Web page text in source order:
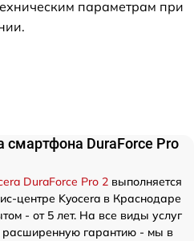
параметрам при
DuraForce Pro
DuraForce Pro 2 выполняется
центре Kyocera в Краснодаре
- от 5 лет. На все виды услуг
расширенную гарантию - мы в